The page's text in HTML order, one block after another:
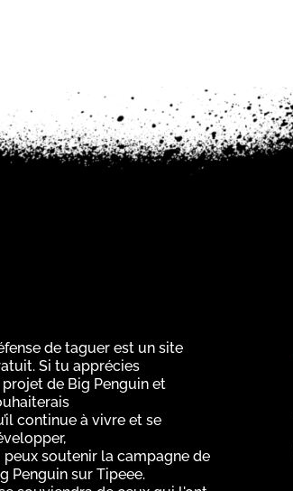
de taguer est un site
Si tu apprécies
projet de Big Penguin et
continue à vivre et se
peux soutenir la campagne de
Penguin sur Tipeee.